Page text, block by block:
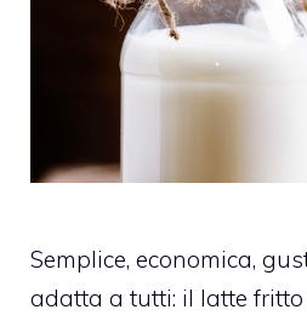
Semplice, economica,
adatta a tutti: il latte fritto